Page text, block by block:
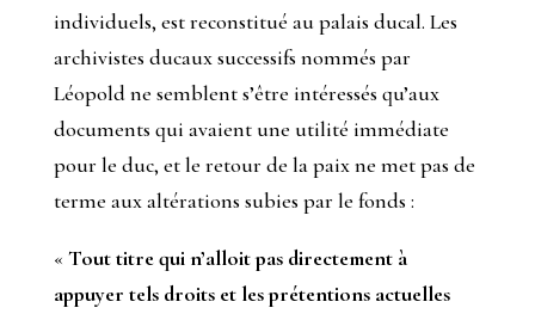
individuels, est reconstitué au palais ducal. Les
archivistes ducaux successifs nommés par
Léopold ne semblent s’être intéressés qu’aux
documents qui avaient une utilité immédiate
pour le duc, et le retour de la paix ne met pas de
terme aux altérations subies par le fonds :
« Tout titre qui n’alloit pas directement à
appuyer tels droits et les prétentions actuelles